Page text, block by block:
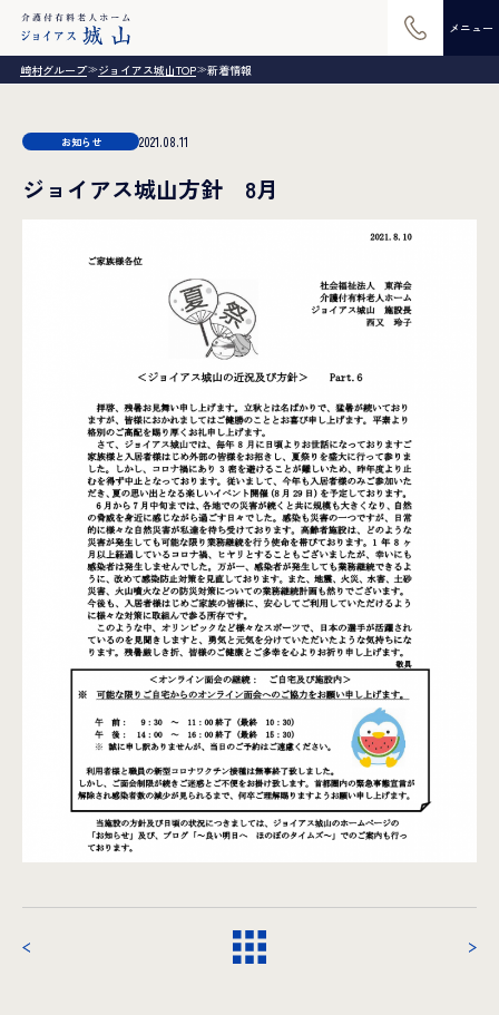
メニュー
崎村グループ≫ジョイアス城山TOP≫新着情報
お知らせ 2021.08.11
ジョイアス城山方針 8月